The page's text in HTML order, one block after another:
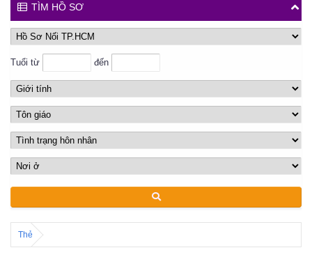
TÌM HỒ SƠ
Tuổi từ đến
Thẻ